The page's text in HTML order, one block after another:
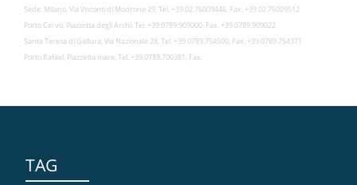
Sede: Milano, Via Visconti di Modrone 29, Tel. +39.02.76009446, Fax. +39.02.76009512
Porto Cervo, Piazzetta degli Archi, Tel. +39.0789.909000, Fax. +39.0789.909022
Santa Teresa di Gallura, Via Nazionale 28, Tel. +39.0789.754500, Fax. +39.0789.754371
Porto Rafael, Piazzetta mare, Tel. +39.0789.700381, Fax.
TAG